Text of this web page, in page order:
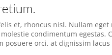
et, rhoncus nisl. Nullam
condimentum egestas.
orci, at dignissim lacus